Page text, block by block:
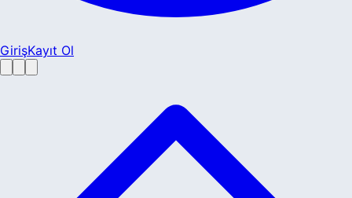
GirişKayıt Ol